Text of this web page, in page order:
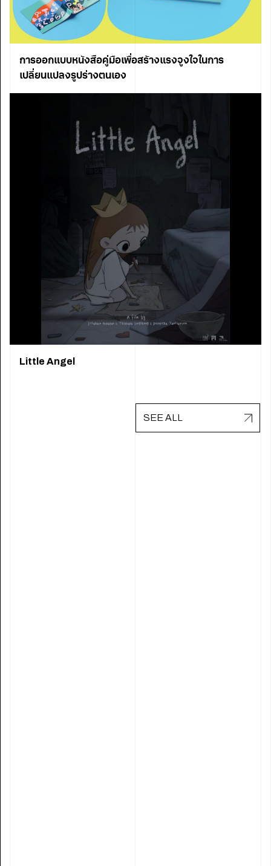
การออกแบบหนังสือคู่มือเพื่อสร้างแรงจูงใจในการ
เปลี่ยนแปลงรูปร่างตนเอง
Little Angel
SEE ALL